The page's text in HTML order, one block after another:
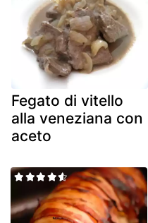
Fegato di vitello
alla veneziana con
aceto